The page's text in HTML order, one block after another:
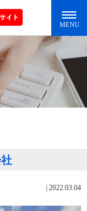
2022.03.04